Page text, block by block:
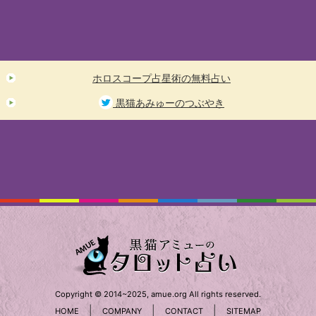
ホロスコープ占星術の無料占い
黒猫あみゅーのつぶやき
Copyright © 2014~2025, amue.org All rights reserved.
HOME
| COMPANY CONTACT SITEMAP